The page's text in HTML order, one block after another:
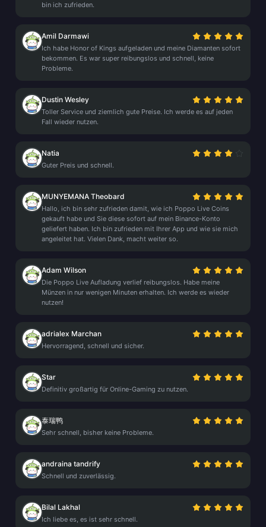
bin ich zufrieden.
Amil Darmawi
Ich habe Honor of Kings aufgeladen und meine Diamanten sofort
bekommen. Es war super reibungslos und schnell, keine
Probleme.
Dustin Wesley
Toller Service und ziemlich gute Preise. Ich werde es auf jeden
Fall wieder nutzen.
Natia
Guter Preis und schnell.
MUNYEMANA Theobard
Hallo, ich bin sehr zufrieden damit, wie ich Poppo Live Coins
gekauft habe und Sie diese sofort auf mein Binance-Konto
geliefert haben. Ich bin zufrieden mit Ihrer App und wie sie mich
angeleitet hat. Vielen Dank, macht weiter so.
Adam Wilson
Die Poppo Live Aufladung verlief reibungslos. Habe meine
Münzen in nur wenigen Minuten erhalten. Ich werde es wieder
nutzen!
adrialex Marchan
Hervorragend, schnell und sicher.
Star
Definitiv großartig für Online-Gaming zu nutzen.
泰瑞鸭
Sehr schnell, bisher keine Probleme.
andraina tandrify
Schnell und zuverlässig.
Bilal Lakhal
Ich liebe es, es ist sehr schnell.